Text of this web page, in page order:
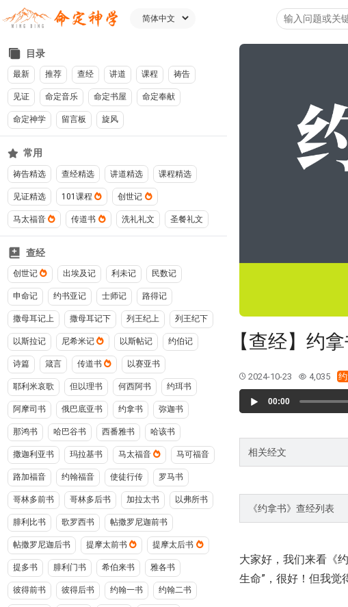
目录
最新 推荐 查经 讲道 课程 祷告
见证 命定音乐 命定书屋 命定奉献
命定神学 留言板 旋风
常用
祷告精选 查经精选 讲道精选 课程精选
见证精选 101课程 创世记
马太福音 传道书 洗礼礼文 圣餐礼文
查经
创世记 出埃及记 利未记 民数记
申命记 约书亚记 士师记 路得记
撒母耳记上 撒母耳记下 列王纪上 列王纪下
以斯拉记 尼希米记 以斯帖记 约伯记
诗篇 箴言 传道书 以赛亚书
耶利米哀歌 但以理书 何西阿书 约珥书
阿摩司书 俄巴底亚书 约拿书 弥迦书
那鸿书 哈巴谷书 西番雅书 哈该书
撒迦利亚书 玛拉基书 马太福音 马可福音
路加福音 约翰福音 使徒行传 罗马书
哥林多前书 哥林多后书 加拉太书 以弗所书
腓利比书 歌罗西书 帖撒罗尼迦前书
帖撒罗尼迦后书 提摩太前书 提摩太后书
提多书 腓利门书 希伯来书 雅各书
彼得前书 彼得后书 约翰一书 约翰二书
【查经】约
2024-10-23 4,035
Player
00:00
相关经文
《约拿书》查经列表
大家好，我们来看《
生命”，很好！但我觉